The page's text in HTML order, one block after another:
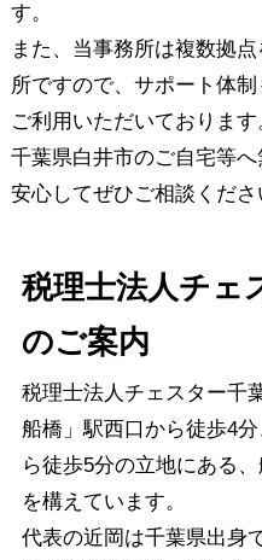
す。
また、当事務所は複数拠
所ですので、サポート体制
ご利用いただいております
千葉県白井市のご自宅等へ
安心してぜひご相談くださ
税理士法人チェ
のご案内
税理士法人チェスター千
船橋」駅西口から徒歩4
ら徒歩5分の立地にある
を構えています。
代表の近岡は千葉県出身